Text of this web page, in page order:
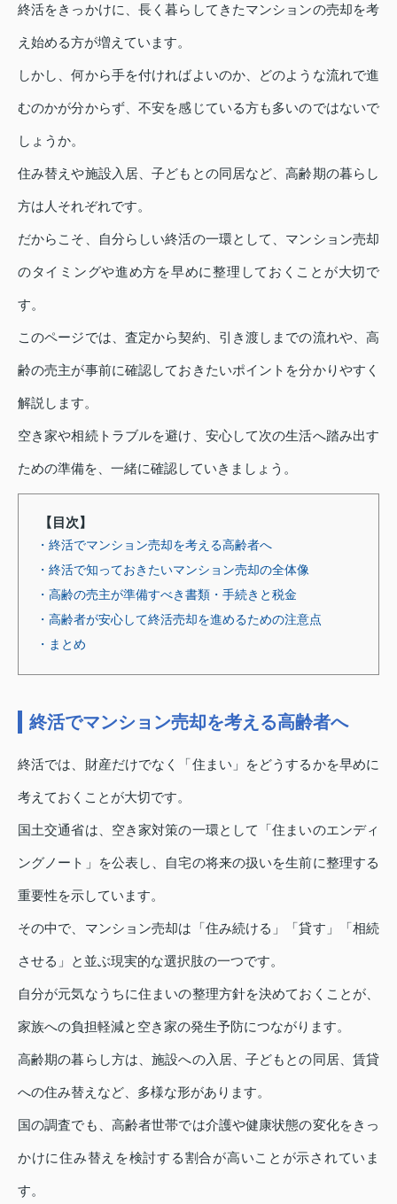
終活をきっかけに、長く暮らしてきたマンションの売却を考
え始める方が増えています。
しかし、何から手を付ければよいのか、どのような流れで進
むのかが分からず、不安を感じている方も多いのではないで
しょうか。
住み替えや施設入居、子どもとの同居など、高齢期の暮らし
方は人それぞれです。
だからこそ、自分らしい終活の一環として、マンション売却
のタイミングや進め方を早めに整理しておくことが大切で
す。
このページでは、査定から契約、引き渡しまでの流れや、高
齢の売主が事前に確認しておきたいポイントを分かりやすく
解説します。
空き家や相続トラブルを避け、安心して次の生活へ踏み出す
ための準備を、一緒に確認していきましょう。
【目次】
・終活でマンション売却を考える高齢者へ
・終活で知っておきたいマンション売却の全体像
・高齢の売主が準備すべき書類・手続きと税金
・高齢者が安心して終活売却を進めるための注意点
・まとめ
終活でマンション売却を考える高齢者へ
終活では、財産だけでなく「住まい」をどうするかを早めに
考えておくことが大切です。
国土交通省は、空き家対策の一環として「住まいのエンディ
ングノート」を公表し、自宅の将来の扱いを生前に整理する
重要性を示しています。
その中で、マンション売却は「住み続ける」「貸す」「相続
させる」と並ぶ現実的な選択肢の一つです。
自分が元気なうちに住まいの整理方針を決めておくことが、
家族への負担軽減と空き家の発生予防につながります。
高齢期の暮らし方は、施設への入居、子どもとの同居、賃貸
への住み替えなど、多様な形があります。
国の調査でも、高齢者世帯では介護や健康状態の変化をきっ
かけに住み替えを検討する割合が高いことが示されていま
す。